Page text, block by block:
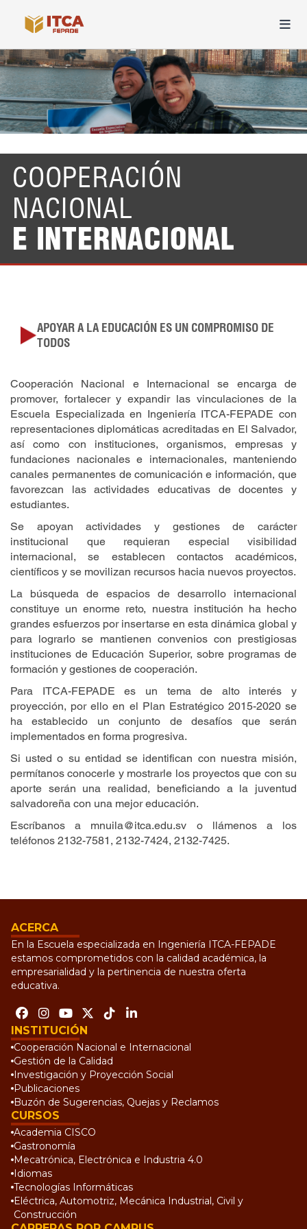
COOPERACIÓN
NACIONAL
E INTERNACIONAL
APOYAR A LA EDUCACIÓN ES UN COMPROMISO DE
TODOS
Cooperación Nacional e Internacional se encarga de
promover, fortalecer y expandir las vinculaciones de la
Escuela Especializada en Ingeniería ITCA-FEPADE con
representaciones diplomáticas acreditadas en El Salvador,
así como con instituciones, organismos, empresas y
fundaciones nacionales e internacionales, manteniendo
canales permanentes de comunicación e información, que
favorezcan las actividades educativas de docentes y
estudiantes.
Se apoyan actividades y gestiones de carácter
institucional que requieran especial visibilidad
internacional, se establecen contactos académicos,
científicos y se movilizan recursos hacia nuevos proyectos.
La búsqueda de espacios de desarrollo internacional
constituye un enorme reto, nuestra institución ha hecho
grandes esfuerzos por insertarse en esta dinámica global y
para lograrlo se mantienen convenios con prestigiosas
instituciones de Educación Superior, sobre programas de
formación y gestiones de cooperación.
Para ITCA-FEPADE es un tema de alto interés y
proyección, por ello en el Plan Estratégico 2015-2020 se
ha establecido un conjunto de desafíos que serán
implementados en forma progresiva.
Si usted o su entidad se identifican con nuestra misión,
permítanos conocerle y mostrarle los proyectos que con su
aporte serán una realidad, beneficiando a la juventud
salvadoreña con una mejor educación.
Escríbanos a mnuila@itca.edu.sv o llámenos a los
teléfonos 2132-7581 , 2132-7424, 2132-7425.
ACERCA
En la Escuela especializada en Ingeniería ITCA-FEPADE
estamos comprometidos con la calidad académica, la
empresarialidad y la pertinencia de nuestra oferta
educativa.
INSTITUCIÓN
Cooperación Nacional e Internacional
Gestión de la Calidad
Investigación y Proyección Social
Publicaciones
Buzón de Sugerencias, Quejas y Reclamos
CURSOS
Academia CISCO
Gastronomía
Mecatrónica, Electrónica e Industria 4.0
Idiomas
Tecnologías Informáticas
Eléctrica, Automotriz, Mecánica Industrial, Civil y
Construcción